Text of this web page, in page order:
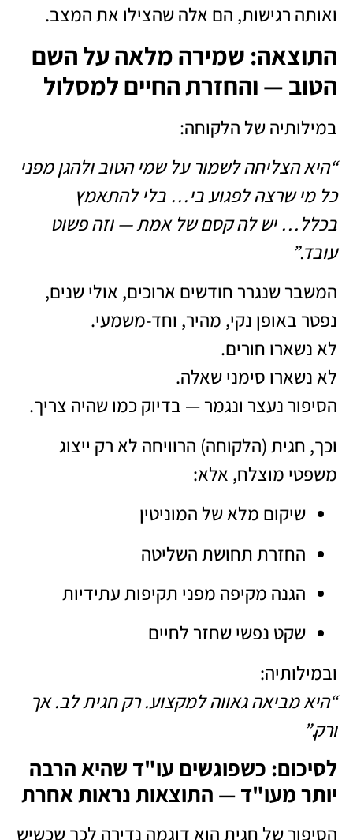
ואותה רגישות, הם אלה שהצילו את המצב.
התוצאה: שמירה מלאה על השם
הטוב — והחזרת החיים למסלול
במילותיה של הלקוחה:
“היא הצליחה לשמור על שמי הטוב ולהגן מפני
כל מי שרצה לפגוע בי… בלי להתאמץ
בכלל… יש לה קסם של אמת — וזה פשוט
עובד.”
המשבר שנגרר חודשים ארוכים, אולי שנים,
נפטר באופן נקי, מהיר, וחד-משמעי.
לא נשארו חורים.
לא נשארו סימני שאלה.
הסיפור נעצר ונגמר — בדיוק כמו שהיה צריך.
וכך, חגית (הלקוחה) הרוויחה לא רק ייצוג
משפטי מוצלח, אלא:
שיקום מלא של המוניטין
החזרת תחושת השליטה
הגנה מקיפה מפני תקיפות עתידיות
שקט נפשי שחזר לחיים
ובמילותיה:
“היא מביאה גאווה למקצוע. רק חגית לב. אך
ורק.”
לסיכום: כשפוגשים עו"ד שהיא הרבה
יותר מעו"ד — התוצאות נראות אחרת
הסיפור של חגית הוא דוגמה נדירה לכך שכשיש